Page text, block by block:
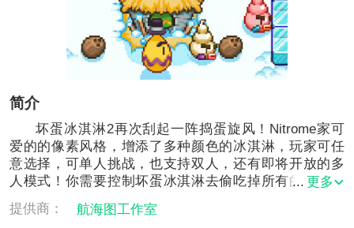
简介
坏蛋冰淇淋2再次刮起一阵捣蛋旋风！Nitrome家可
爱的的像素风格，增添了多种颜色的冰淇淋，玩家可任
意选择，可单人挑战，也支持双人，还有即将开放的多
人模式！你需要控制坏蛋冰淇淋去偷吃掉所有的水果，
但是会有敌人阻止你，不用怕，用你吐出的冰块拦住他
们，如果有冰块挡住了你，你也同样可以用吐冰能力打
更多
提供商：
航海图工作室